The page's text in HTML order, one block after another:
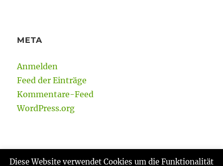
META
Anmelden
Feed der Einträge
Kommentare-Feed
WordPress.org
Diese Website verwendet Cookies um die Funktionalität